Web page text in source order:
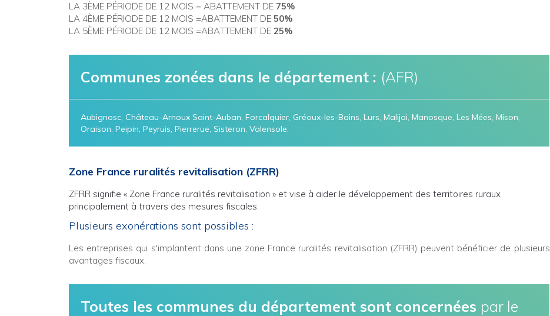
LA 3ÈME PÉRIODE DE 12 MOIS = ABATTEMENT DE 75%
LA 4ÈME PÉRIODE DE 12 MOIS =ABATTEMENT DE 50%
LA 5ÈME PÉRIODE DE 12 MOIS =ABATTEMENT DE 25%
Communes zonées dans le département : (AFR)
Aubignosc, Château-Arnoux Saint-Auban, Forcalquier, Gréoux-les-Bains, Lurs, Malijai, Manosque, Les Mées, Mison,
Oraison, Peipin, Peyruis, Pierrerue, Sisteron, Valensole.
Zone France ruralités revitalisation (ZFRR)
ZFRR signifie « Zone France ruralités revitalisation » et vise à aider le développement des territoires ruraux
principalement à travers des mesures fiscales.
Plusieurs exonérations sont possibles :
Les entreprises qui s'implantent dans une zone France ruralités revitalisation (ZFRR) peuvent bénéficier de plusieurs
avantages fiscaux.
Toutes les communes du département sont concernées par le